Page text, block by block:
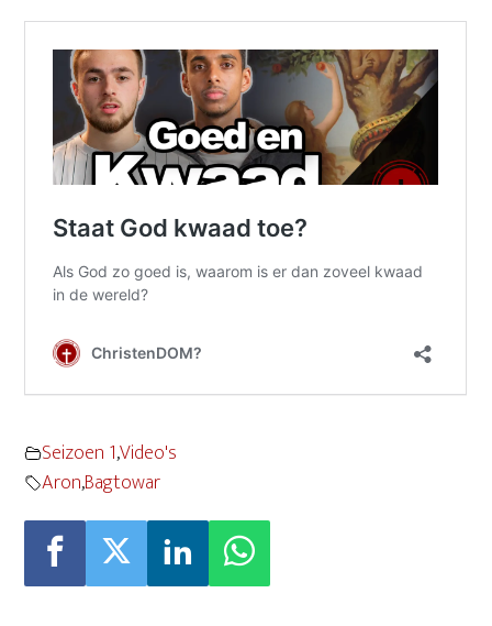
Seizoen 1,Video's
Aron,Bagtowar